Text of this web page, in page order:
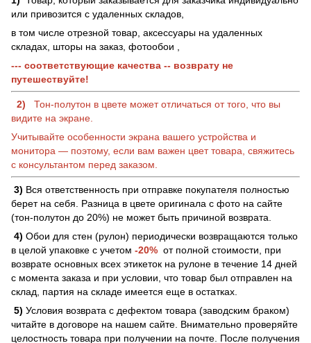
или привозится с удаленных складов,
в том числе отрезной товар, аксессуары на удаленных
складах, шторы на заказ, фотообои ,
--- соответствующие качества -- возврату не
путешествуйте!
2)
Тон-полутон в цвете может отличаться от того, что вы
видите на экране.
Учитывайте особенности экрана вашего устройства и
монитора — поэтому, если вам важен цвет товара, свяжитесь
с консультантом перед заказом.
3) Вся ответственность при отправке покупателя полностью
берет на себя. Разница в цвете оригинала с фото на сайте
(тон-полутон до 20%) не может быть причиной возврата.
4) Обои для стен (рулон) периодически возвращаются только
в целой упаковке с учетом -20% от полной стоимости, при
возврате основных всех этикеток на рулоне в течение 14 дней
с момента заказа и при условии, что товар был отправлен на
склад, партия на складе имеется еще в остатках.
5) Условия возврата с дефектом товара (заводским браком)
читайте в договоре на нашем сайте. Внимательно проверяйте
целостность товара при получении на почте. После получения